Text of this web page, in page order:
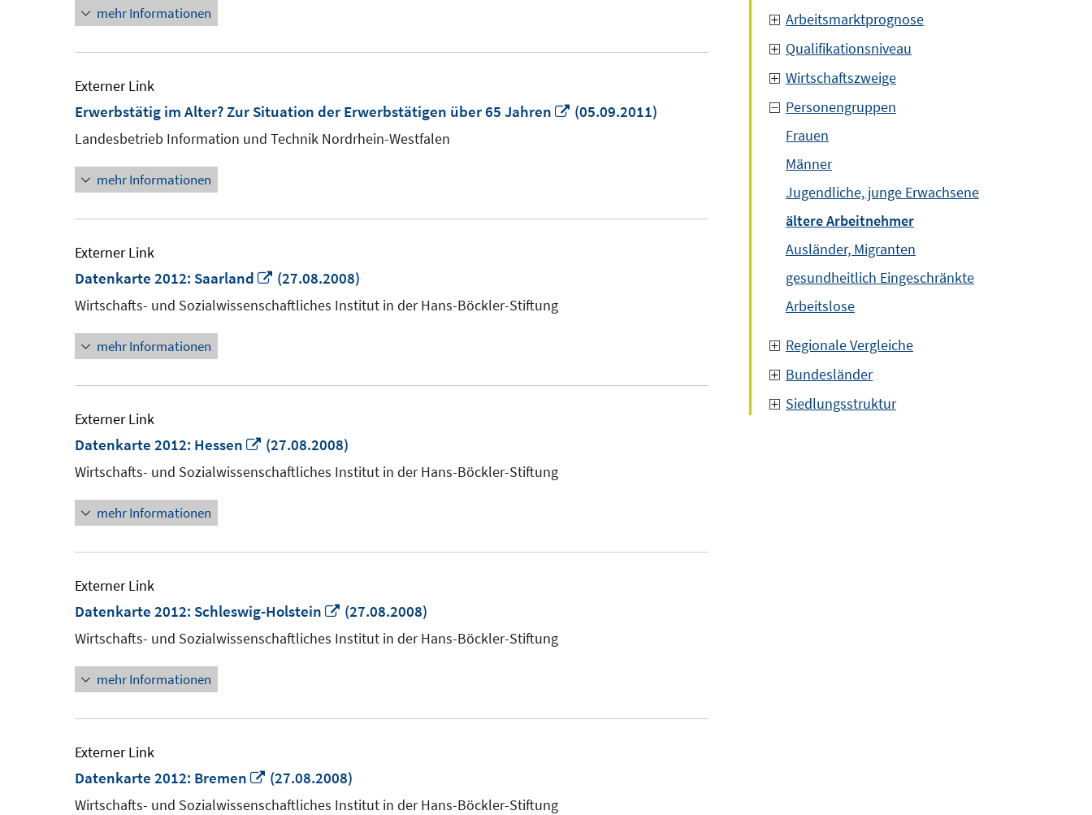
mehr Informationen
Externer Link
Erwerbstätig im Alter? Zur Situation der Erwerbstätigen über 65 Jahren
In
(05.09.2011)
Landesbetrieb Information und Technik Nordrhein-Westfalen
mehr Informationen
Externer Link
Datenkarte 2012: Saarland
In
neuem
(27.08.2008)
Wirtschafts- und Sozialwissenschaftliches Institut in der Hans-Böckler-Stiftung
mehr Informationen
Externer Link
Datenkarte 2012: Hessen
In
neuem
(27.08.2008)
Wirtschafts- und Sozialwissenschaftliches Institut in der Hans-Böckler-Stiftung
mehr Informationen
Externer Link
Datenkarte 2012: Schleswig-Holstein
In
neuem
(27.08.2008)
Wirtschafts- und Sozialwissenschaftliches Institut in der Hans-Böckler-Stiftung
mehr Informationen
Externer Link
Datenkarte 2012: Bremen
In
neuem
(27.08.2008)
Wirtschafts- und Sozialwissenschaftliches Institut in der Hans-Böckler-Stiftung
Arbeitsmarktprognose
Qualifikationsniveau
Wirtschaftszweige
Personengruppen
Frauen
Männer
Jugendliche, junge Erwachsene
ältere Arbeitnehmer
Ausländer, Migranten
gesundheitlich Eingeschränkte
Arbeitslose
Regionale Vergleiche
Bundesländer
Siedlungsstruktur